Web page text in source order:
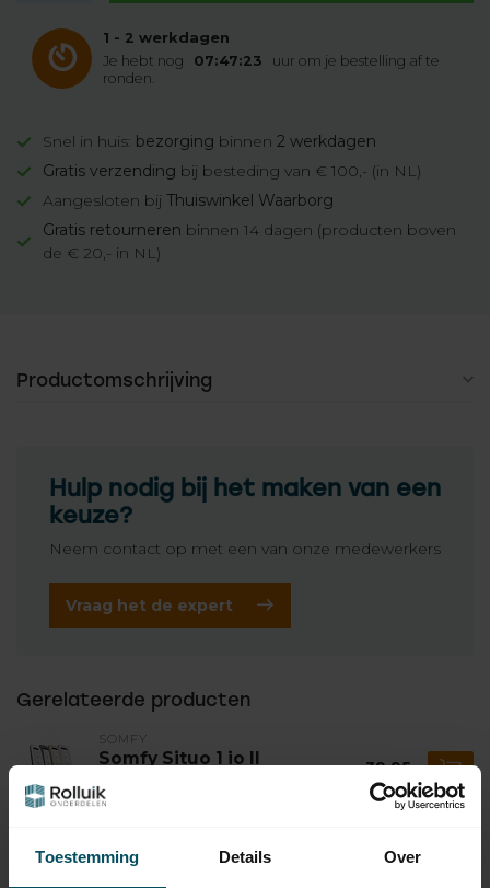
Toestemming Details Over
1 - 2 werkdagen
Je hebt nog
07:47:22
uur om je bestelling af te
ronden.
Snel in huis: bezorging binnen 2 werkdagen
Gratis verzending bij besteding van € 100,- (in NL)
Aangesloten bij Thuiswinkel Waarborg
Gratis retourneren binnen 14 dagen (producten boven
de € 20,- in NL)
Productomschrijving
Hulp nodig bij het maken van een
keuze?
Neem contact op met een van onze medewerkers
Vraag het de expert
Gerelateerde producten
SOMFY
Somfy Situo 1 io II
Op voorraad
39,95
SOMFY